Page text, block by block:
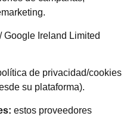
Google Ireland Limited
de privacidad/cookies
su plataforma).
estos proveedores